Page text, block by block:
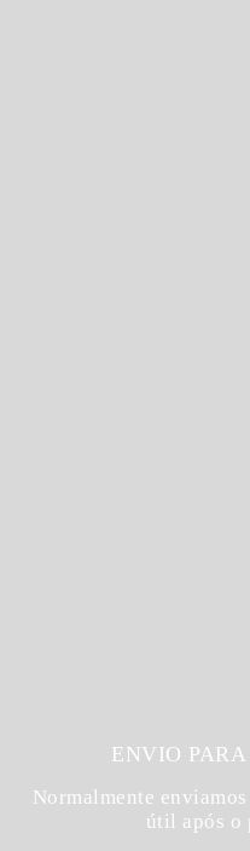
ENVIO
Normalmente
útil após o